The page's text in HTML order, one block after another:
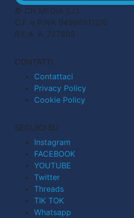
© CN MEDIA S.r.l.
C.F. e P.IVA 04998911210
R.E.A. n. 727803
CONTATTI
Contattaci
Privacy Policy
Cookie Policy
SEGUICI SU
Instagram
FACEBOOK
YOUTUBE
Twitter
Threads
TIK TOK
Whatsapp